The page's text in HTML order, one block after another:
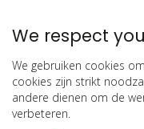
We respect
We gebruiken cookies
cookies zijn strikt
andere dienen om de
verbeteren.